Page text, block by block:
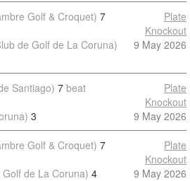
Golf & Croquet) 7
de Golf de La Coruna)
Plate
Knockout
9 May 2026
Santiago) 7 beat
3
Plate
Knockout
9 May 2026
Golf & Croquet) 7
de La Coruna) 4
Plate
Knockout
9 May 2026